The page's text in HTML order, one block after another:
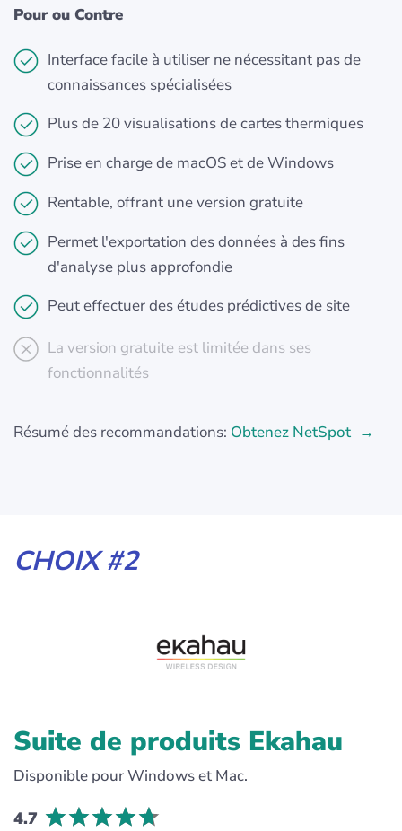
Pour ou Contre
Interface facile à utiliser ne nécessitant pas de
connaissances spécialisées
Plus de 20 visualisations de cartes thermiques
Prise en charge de macOS et de Windows
Rentable, offrant une version gratuite
Permet l'exportation des données à des fins
d'analyse plus approfondie
Peut effectuer des études prédictives de site
La version gratuite est limitée dans ses
fonctionnalités
Résumé des recommandations: Obtenez NetSpot
CHOIX #2
Suite de produits Ekahau
Disponible pour Windows et Mac.
4.7